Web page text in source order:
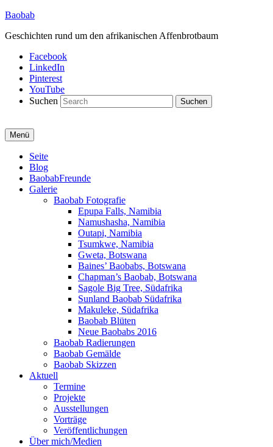
Baobab
Geschichten rund um den afrikanischen Affenbrotbaum
Facebook
LinkedIn
Pinterest
YouTube
Suchen
Menü
Primäres
Menü
Seite
Blog
BaobabFreunde
Galerie
Baobab Fotografie
Epupa Falls, Namibia
Namushasha, Namibia
Outapi, Namibia
Tsumkwe, Namibia
Gweta, Botswana
Baines’ Baobabs, Botswana
Chapman’s Baobab, Botswana
Sagole Big Tree, Südafrika
Sunland Baobab Südafrika
Makuleke, Südafrika
Baobab Blüten
Neue Baobabs 2016
Baobab Radierungen
Baobab Gemälde
Baobab Skizzen
Aktuell
Termine
Projekte
Ausstellungen
Vorträge
Veröffentlichungen
Über mich/Medien